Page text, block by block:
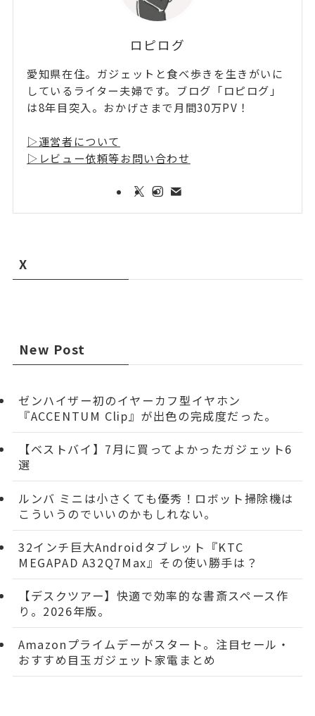
ロピログ
愛知県在住。ガジェットと食べ歩きを生きがいに
しているライター夫婦です。ブログ「ロピログ」
は8年目突入。おかげさまで月間30万PV！
▷運営者について
▷レビュー依頼等お問い合わせ
X
New Post
ゼンハイザー初のイヤーカフ型イヤホン
『ACCENTUM Clip』が出色の完成度だった。
【ベストバイ】7月に買ってよかったガジェット6
選
ルンバ ミニは小さくても優秀！ロボット掃除機は
こういうのでいいのかもしれない。
32インチ巨大Androidタブレット『KTC
MEGAPAD A32Q7Max』その使い勝手は？
【デスクツアー】快適で効率的な書斎スペース作
り。2026年版。
Amazonプライムデーがスタート。注目セール・
おすすめ目玉ガジェット家電まとめ